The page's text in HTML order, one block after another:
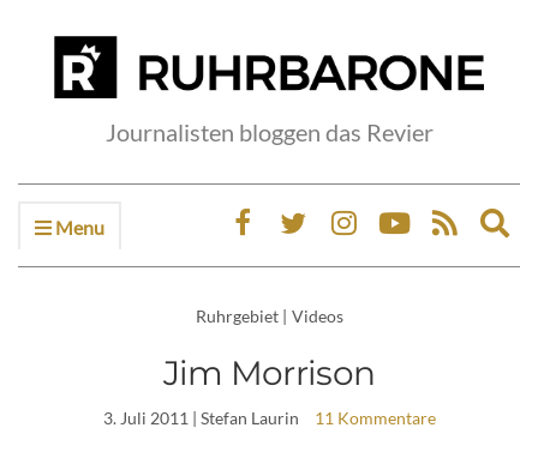
Journalisten bloggen das Revier
Menu
Ruhrgebiet | Videos
Jim Morrison
3. Juli 2011 | Stefan Laurin 11 Kommentare